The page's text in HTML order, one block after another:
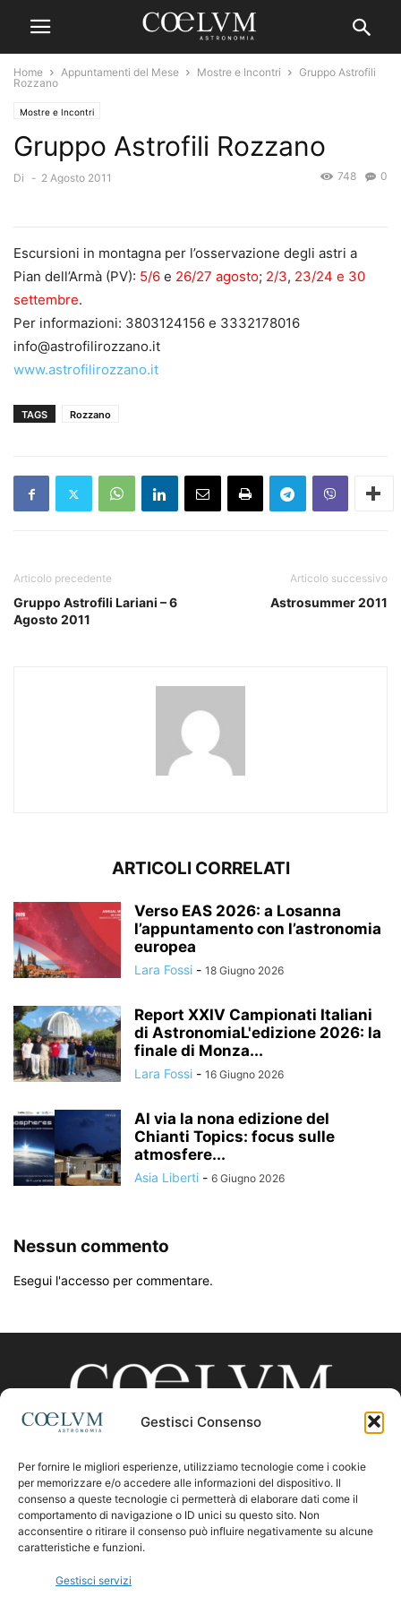
Gestisci Consenso
Per fornire le migliori esperienze, utilizziamo tecnologie come i cookie
per memorizzare e/o accedere alle informazioni del dispositivo. Il
consenso a queste tecnologie ci permetterà di elaborare dati come il
comportamento di navigazione o ID unici su questo sito. Non
acconsentire o ritirare il consenso può influire negativamente su alcune
caratteristiche e funzioni.
Gestisci servizi
Home Appuntamenti del Mese Mostre e Incontri
Gruppo Astrofili
Rozzano
Mostre e Incontri
Gruppo Astrofili Rozzano
Di - 2 Agosto 2011 0
748
Escursioni in montagna per l’osservazione degli astri a
Pian dell’Armà (PV): 5/6 e 26/27 agosto; 2/3, 23/24 e 30
settembre.
Per informazioni: 3803124156 e 3332178016
info@astrofilirozzano.it
www.astrofilirozzano.it
TAGS Rozzano
Articolo precedente
Gruppo Astrofili Lariani – 6
Agosto 2011
Articolo successivo
Astrosummer 2011
ARTICOLI CORRELATI
Verso EAS 2026: a Losanna
l’appuntamento con l’astronomia
europea
Lara Fossi - 18 Giugno 2026
Report XXIV Campionati Italiani
di AstronomiaL'edizione 2026: la
finale di Monza...
Lara Fossi - 16 Giugno 2026
Al via la nona edizione del
Chianti Topics: focus sulle
atmosfere...
Asia Liberti - 6 Giugno 2026
Nessun commento
Esegui l'accesso per commentare.
CHI SIAMO
Contattaci:coelumastro@coelum.com